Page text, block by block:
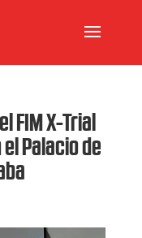
FIM X-Trial
Palacio de